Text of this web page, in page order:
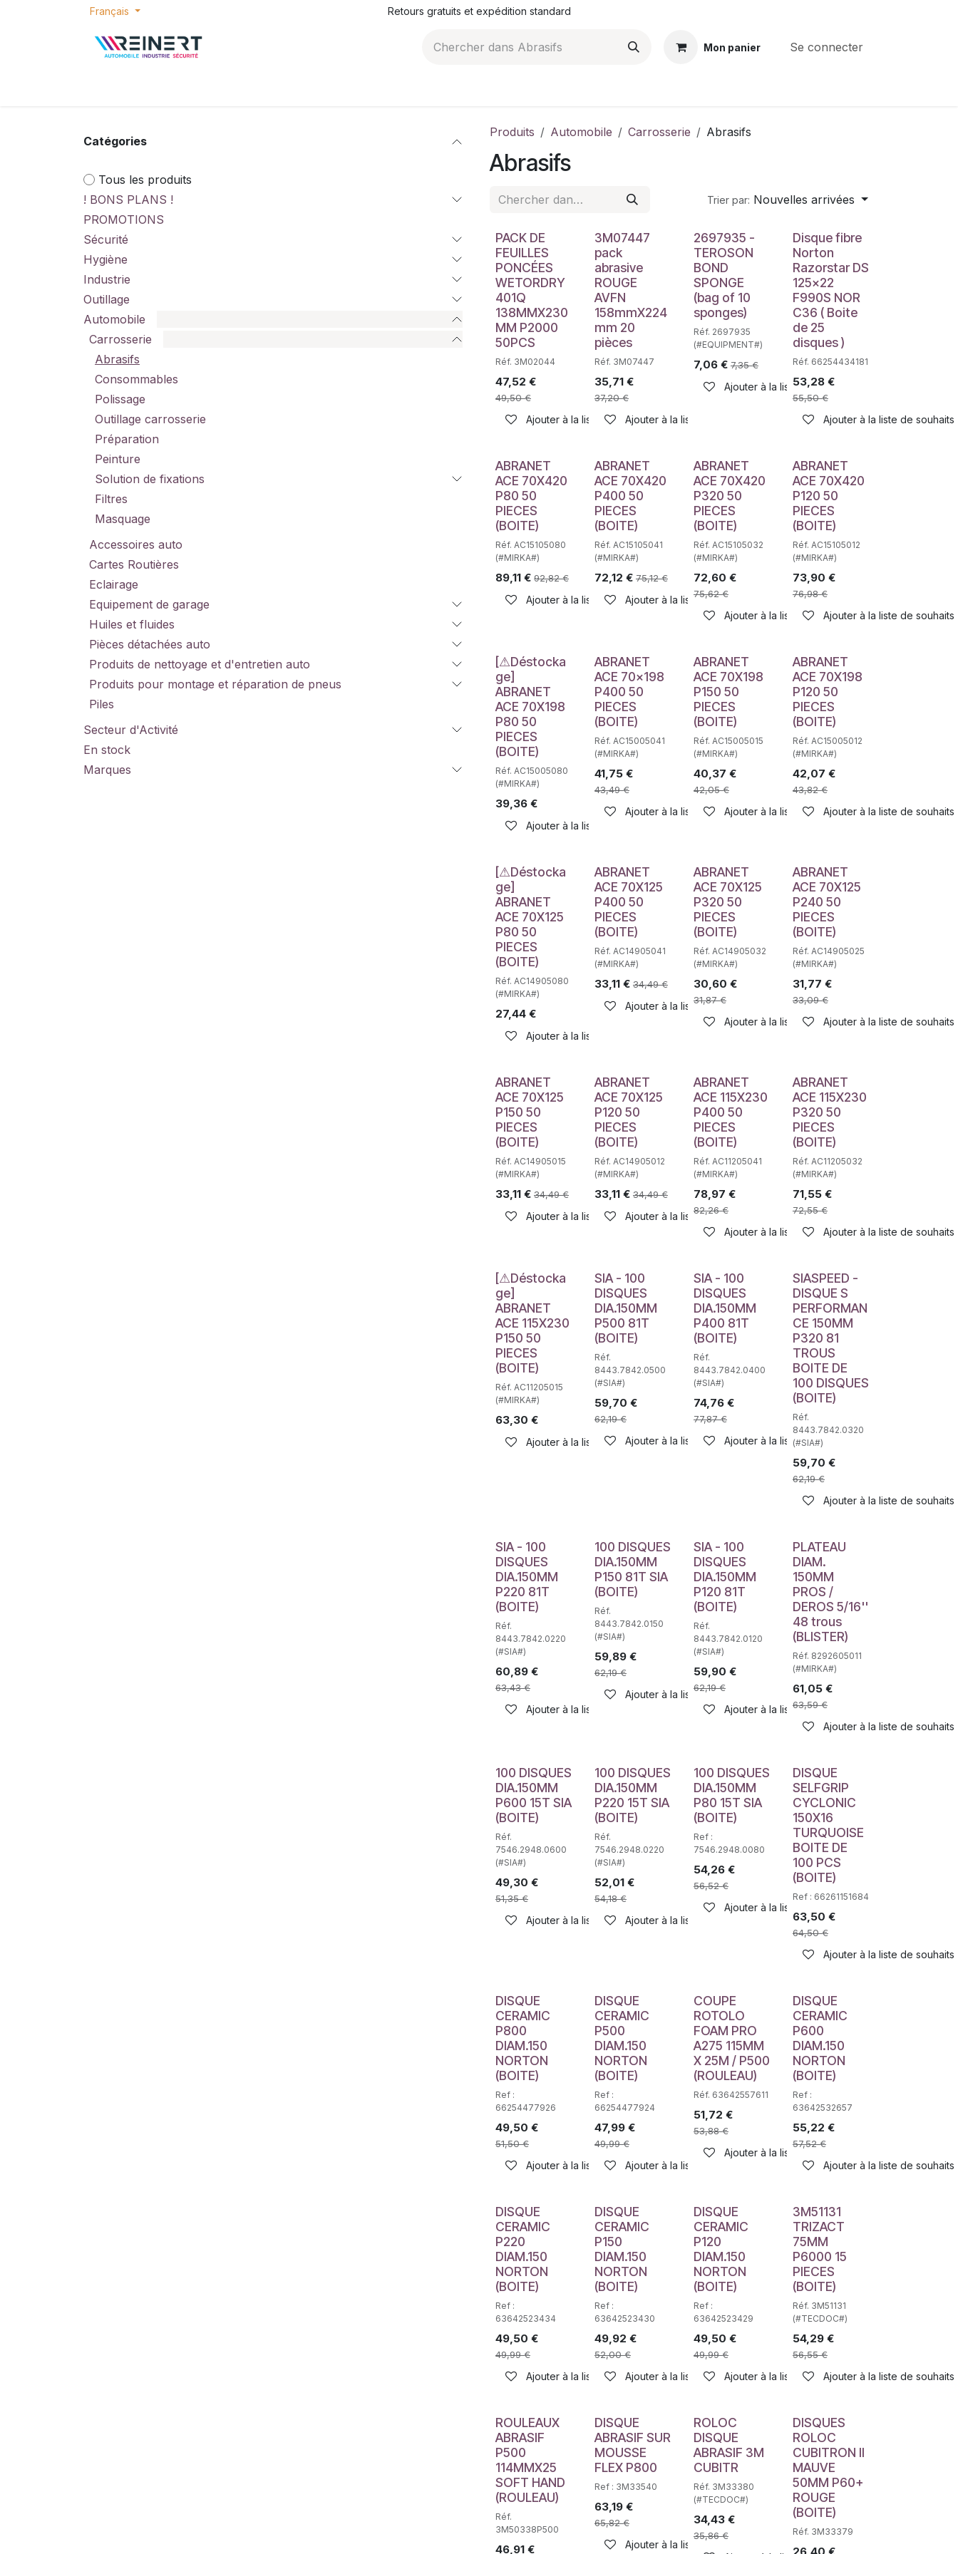
Se rendre au contenu
Français Retours gratuits et expédition standard
Mon panier Se connecter
Catégories
Tous les produits
! BONS PLANS !
PROMOTIONS
Sécurité
Hygiène
Industrie
Outillage
Automobile
Carrosserie
Abrasifs
Consommables
Polissage
Outillage carrosserie
Préparation
Peinture
Solution de fixations
Filtres
Masquage
Accessoires auto
Cartes Routières
Eclairage
Equipement de garage
Huiles et fluides
Pièces détachées auto
Produits de nettoyage et d'entretien auto
Produits pour montage et réparation de pneus
Piles
Secteur d'Activité
En stock
Marques
Produits Automobile Carrosserie Abrasifs
Abrasifs
Trier par: Nouvelles arrivées
PACK DE
FEUILLES
PONCÉES
WETORDRY
401Q
138MMX230
MM P2000
50PCS
Réf. 3M02044
47,52 €
49,50€
Ajouter à la liste de souhaits
3M07447
pack
abrasive
ROUGE
AVFN
158mmX224
mm 20
pièces
Réf. 3M07447
35,71€
37,20€
Ajouter à la liste de souhaits
2697935 -
TEROSON
BOND
SPONGE
(bag of 10
sponges)
Réf. 2697935
(#EQUIPMENT#)
7,06€ 7,35€
Ajouter à la liste de souhaits
Disque fibre
Norton
Razorstar DS
125x22
F990S NOR
C36 ( Boite
de 25
disques )
Réf. 66254434181
53,28€
55,50€
Ajouter à la liste de souhaits
ABRANET
ACE 70X420
P80 50
PIECES
(BOITE)
Réf. AC15105080
(#MIRKA#)
89,11 € 92,82€
Ajouter à la liste de souhaits
ABRANET
ACE 70X420
P400 50
PIECES
(BOITE)
Réf. AC15105041
(#MIRKA#)
72,12 € 75,12€
Ajouter à la liste de souhaits
ABRANET
ACE 70X420
P320 50
PIECES
(BOITE)
Réf. AC15105032
(#MIRKA#)
72,60 €
75,62€
Ajouter à la liste de souhaits
ABRANET
ACE 70X420
P120 50
PIECES
(BOITE)
Réf. AC15105012
(#MIRKA#)
73,90 €
76,98€
Ajouter à la liste de souhaits
Déstockage
[⚠Déstocka
ge]
ABRANET
ACE 70X198
P80 50
PIECES
(BOITE)
Réf. AC15005080
(#MIRKA#)
39,36 €
Ajouter à la liste de souhaits
ABRANET
ACE 70x198
P400 50
PIECES
(BOITE)
Réf. AC15005041
(#MIRKA#)
41,75€
43,49€
Ajouter à la liste de souhaits
ABRANET
ACE 70X198
P150 50
PIECES
(BOITE)
Réf. AC15005015
(#MIRKA#)
40,37 €
42,05€
Ajouter à la liste de souhaits
ABRANET
ACE 70X198
P120 50
PIECES
(BOITE)
Réf. AC15005012
(#MIRKA#)
42,07 €
43,82€
Ajouter à la liste de souhaits
Déstockage
[⚠Déstocka
ge]
ABRANET
ACE 70X125
P80 50
PIECES
(BOITE)
Réf. AC14905080
(#MIRKA#)
27,44 €
Ajouter à la liste de souhaits
ABRANET
ACE 70X125
P400 50
PIECES
(BOITE)
Réf. AC14905041
(#MIRKA#)
33,11€ 34,49€
Ajouter à la liste de souhaits
ABRANET
ACE 70X125
P320 50
PIECES
(BOITE)
Réf. AC14905032
(#MIRKA#)
30,60 €
31,87€
Ajouter à la liste de souhaits
ABRANET
ACE 70X125
P240 50
PIECES
(BOITE)
Réf. AC14905025
(#MIRKA#)
31,77 €
33,09€
Ajouter à la liste de souhaits
ABRANET
ACE 70X125
P150 50
PIECES
(BOITE)
Réf. AC14905015
(#MIRKA#)
33,11 € 34,49€
Ajouter à la liste de souhaits
ABRANET
ACE 70X125
P120 50
PIECES
(BOITE)
Réf. AC14905012
(#MIRKA#)
33,11€ 34,49€
Ajouter à la liste de souhaits
ABRANET
ACE 115X230
P400 50
PIECES
(BOITE)
Réf. AC11205041
(#MIRKA#)
78,97 €
82,26€
Ajouter à la liste de souhaits
ABRANET
ACE 115X230
P320 50
PIECES
(BOITE)
Réf. AC11205032
(#MIRKA#)
71,55€
72,55€
Ajouter à la liste de souhaits
Déstockage
[⚠Déstocka
ge]
ABRANET
ACE 115X230
P150 50
PIECES
(BOITE)
Réf. AC11205015
(#MIRKA#)
63,30 €
Ajouter à la liste de souhaits
SIA - 100
DISQUES
DIA.150MM
P500 81T
(BOITE)
Réf.
8443.7842.0500
(#SIA#)
59,70 €
62,19€
Ajouter à la liste de souhaits
SIA - 100
DISQUES
DIA.150MM
P400 81T
(BOITE)
Réf.
8443.7842.0400
(#SIA#)
74,76€
77,87€
Ajouter à la liste de souhaits
SIASPEED -
DISQUE S
PERFORMAN
CE 150MM
P320 81
TROUS
BOITE DE
100 DISQUES
(BOITE)
Réf.
8443.7842.0320
(#SIA#)
59,70 €
62,19€
Ajouter à la liste de souhaits
SIA - 100
DISQUES
DIA.150MM
P220 81T
(BOITE)
Réf.
8443.7842.0220
(#SIA#)
60,89 €
63,43€
Ajouter à la liste de souhaits
100 DISQUES
DIA.150MM
P150 81T SIA
(BOITE)
Réf.
8443.7842.0150
(#SIA#)
59,89€
62,19€
Ajouter à la liste de souhaits
SIA - 100
DISQUES
DIA.150MM
P120 81T
(BOITE)
Réf.
8443.7842.0120
(#SIA#)
59,90 €
62,19€
Ajouter à la liste de souhaits
PLATEAU
DIAM.
150MM
PROS /
DEROS 5/16''
48 trous
(BLISTER)
Réf. 8292605011
(#MIRKA#)
61,05€
63,59€
Ajouter à la liste de souhaits
100 DISQUES
DIA.150MM
P600 15T SIA
(BOITE)
Réf.
7546.2948.0600
(#SIA#)
49,30 €
51,35€
Ajouter à la liste de souhaits
100 DISQUES
DIA.150MM
P220 15T SIA
(BOITE)
Réf.
7546.2948.0220
(#SIA#)
52,01€
54,18€
Ajouter à la liste de souhaits
100 DISQUES
DIA.150MM
P80 15T SIA
(BOITE)
Ref :
7546.2948.0080
54,26€
56,52€
Ajouter à la liste de souhaits
DISQUE
SELFGRIP
CYCLONIC
150X16
TURQUOISE
BOITE DE
100 PCS
(BOITE)
Ref : 66261151684
63,50 €
64,50€
Ajouter à la liste de souhaits
DISQUE
CERAMIC
P800
DIAM.150
NORTON
(BOITE)
Ref :
66254477926
49,50 €
51,50€
Ajouter à la liste de souhaits
DISQUE
CERAMIC
P500
DIAM.150
NORTON
(BOITE)
Ref :
66254477924
47,99€
49,99€
Ajouter à la liste de souhaits
COUPE
ROTOLO
FOAM PRO
A275 115MM
X 25M / P500
(ROULEAU)
Réf. 63642557611
51,72 €
53,88€
Ajouter à la liste de souhaits
DISQUE
CERAMIC
P600
DIAM.150
NORTON
(BOITE)
Ref :
63642532657
55,22 €
57,52€
Ajouter à la liste de souhaits
DISQUE
CERAMIC
P220
DIAM.150
NORTON
(BOITE)
Ref :
63642523434
49,50 €
49,99€
Ajouter à la liste de souhaits
DISQUE
CERAMIC
P150
DIAM.150
NORTON
(BOITE)
Ref :
63642523430
49,92 €
52,00€
Ajouter à la liste de souhaits
DISQUE
CERAMIC
P120
DIAM.150
NORTON
(BOITE)
Ref :
63642523429
49,50 €
49,99€
Ajouter à la liste de souhaits
3M51131
TRIZACT
75MM
P6000 15
PIECES
(BOITE)
Réf. 3M51131
(#TECDOC#)
54,29€
56,55€
Ajouter à la liste de souhaits
ROULEAUX
ABRASIF
P500
114MMX25
SOFT HAND
(ROULEAU)
Réf.
3M50338P500
46,91 €
DISQUE
ABRASIF SUR
MOUSSE
FLEX P800
Ref : 3M33540
63,19€
65,82€
Ajouter à la liste de souhaits
ROLOC
DISQUE
ABRASIF 3M
CUBITR
Réf. 3M33380
(#TECDOC#)
34,43€
35,86€
DISQUES
ROLOC
CUBITRON II
MAUVE
50MM P60+
ROUGE
(BOITE)
Réf. 3M33379